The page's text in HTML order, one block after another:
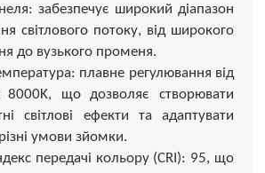
забезпечує широкий діапазон
світлового потоку, від широкого
до вузького променя.
плавне регулювання від
що дозволяє створювати
світлові ефекти та адаптувати
умови зйомки.
передачі кольору (CRI): 95, що